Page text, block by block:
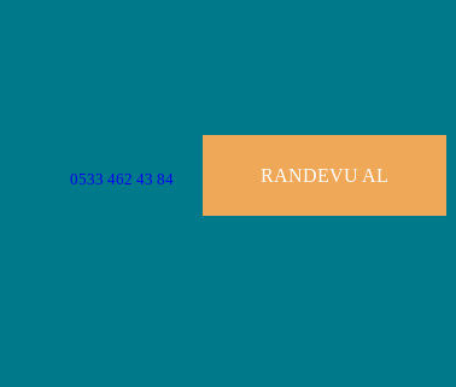
0533 462 43 84 RANDEVU AL